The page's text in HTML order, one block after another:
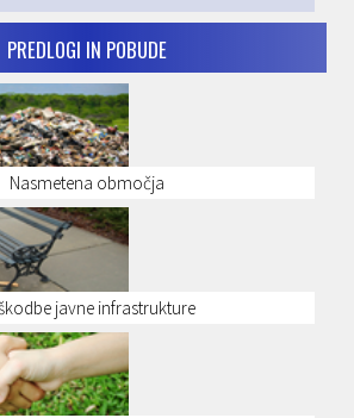
PREDLOGI IN POBUDE
Nasmetena območja
javne infrastrukture